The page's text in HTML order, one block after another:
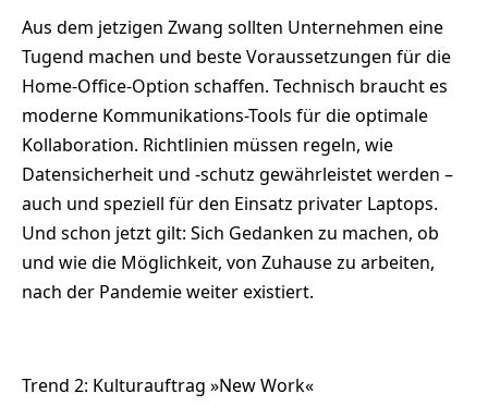
Aus dem jetzigen Zwang sollten Unternehmen eine
Tugend machen und beste Voraussetzungen für die
Home-Office-Option schaffen. Technisch braucht es
moderne Kommunikations-Tools für die optimale
Kollaboration. Richtlinien müssen regeln, wie
Datensicherheit und -schutz gewährleistet werden –
auch und speziell für den Einsatz privater Laptops.
Und schon jetzt gilt: Sich Gedanken zu machen, ob
und wie die Möglichkeit, von Zuhause zu arbeiten,
nach der Pandemie weiter existiert.
Trend 2: Kulturauftrag »New Work«